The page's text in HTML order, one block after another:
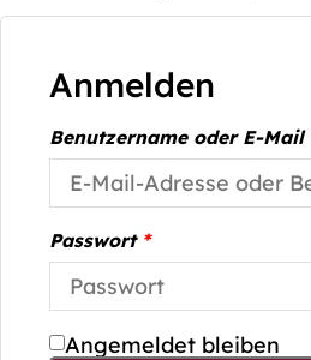
Anmelden
Benutzername oder E-Mail
Passwort *
Angemeldet bleiben